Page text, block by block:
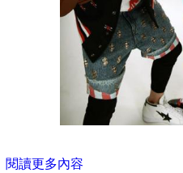
閱讀更多內容